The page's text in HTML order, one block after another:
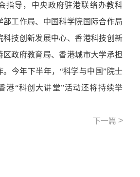
指导 ，中央政府驻港联络办教科
部工作局、中国科学院国际合作局
科技创新发展中心、香港科技创新
区政府教育局、香港城市大学承担
今年下半年， “科学与中国” 院士
港“科创大讲堂”活动还将持续举
下一篇 >